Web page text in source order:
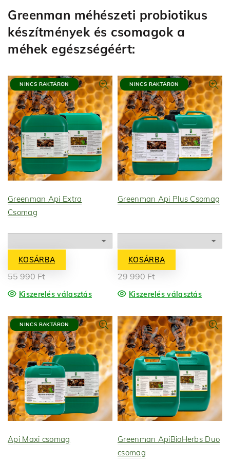
Greenman méhészeti probiotikus
készítmények és csomagok a
méhek egészségéért:
NINCS RAKTÁRON
Greenman Api Extra
Csomag
KOSÁRBA
55 990 Ft
Kiszerelés választás
NINCS RAKTÁRON
Greenman Api Plus Csomag
KOSÁRBA
29 990 Ft
Kiszerelés választás
NINCS RAKTÁRON
Api Maxi csomag
Greenman ApiBioHerbs Duo
csomag